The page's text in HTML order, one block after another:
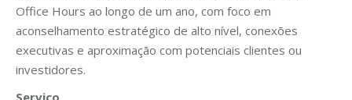
Office Hours ao longo de um ano, com foco em
aconselhamento estratégico de alto nível, conexões
executivas e aproximação com potenciais clientes ou
investidores.
Serviço